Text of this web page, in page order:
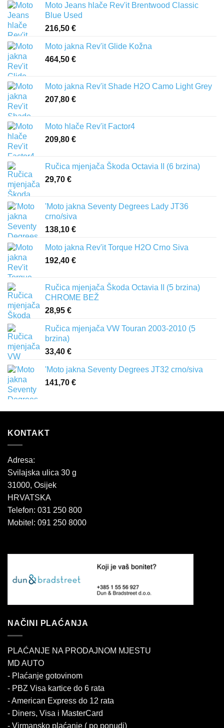
Moto Jeans hlače Rev'it Brentwood Classic
Blue Used
216,50 €
Moto jakna Rev'it Glide Kožna
464,50 €
Moto jakna Rev'it Shade H2O Camo Light Grey
207,80 €
Moto hlače Rev'it Factor4
209,80 €
Ručica mjenjača Škoda Octavia II (6 brzina)
29,70 €
'Moto jakna Seventy Degrees Lady JT36
crno/siva
138,10 €
Moto jakna Rev'it Torque H2O Crno Siva
192,40 €
Ručica mjenjača Škoda Octavia II (5 brzina)
CHROME BEŽ
28,95 €
Ručica mjenjača VW Touran 2003-2010 (5
brzina)
33,40 €
'Moto jakna Seventy Degrees JT32 crno/siva
141,70 €
KONTAKT
Adresa:
Svilajska ulica 30 g
31000, Osijek
HRVATSKA
Telefon: 031 250 800
Mobitel: 091 250 8000
NAČINI PLAĆANJA
PLAĆANJE NA PRODAJNOM MJESTU
MD AUTO
- Plaćanje gotovinom
- PBZ Visa kartice do 6 rata
- American Express do 12 rata
- Diners, Visa i MasterCard
- Virmansko plaćanje ( po ponudi)